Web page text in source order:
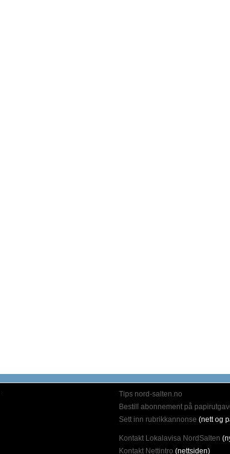
Tips nord-salten.no
Bestill abonnement på
Sett inn rubrikkannonse (nett og
Kontakt Lokalavisa NordSalten
Kontakt Nettintro (nettsiden)